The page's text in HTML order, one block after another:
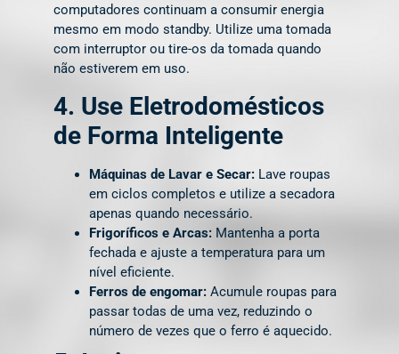
computadores continuam a consumir energia
mesmo em modo standby. Utilize uma tomada
com interruptor ou tire-os da tomada quando
não estiverem em uso.
4. Use Eletrodomésticos
de Forma Inteligente
Máquinas de Lavar e Secar: Lave roupas
em ciclos completos e utilize a secadora
apenas quando necessário.
Frigoríficos e Arcas: Mantenha a porta
fechada e ajuste a temperatura para um
nível eficiente.
Ferros de engomar: Acumule roupas para
passar todas de uma vez, reduzindo o
número de vezes que o ferro é aquecido.